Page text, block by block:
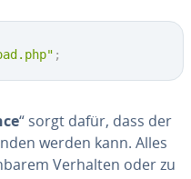
;
“ sorgt dafür, dass der
werden kann. Alles
Verhalten oder zu